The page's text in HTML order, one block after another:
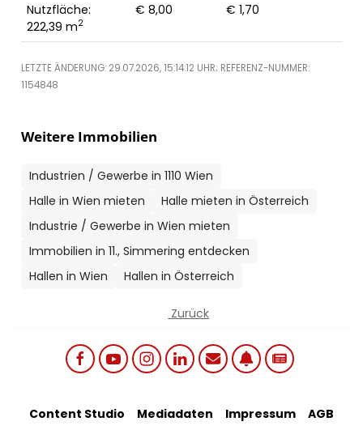
Nutzfläche:
222,39 m2
€ 8,00 € 1,70
LETZTE ÄNDERUNG: 29.07.2026, 15:14:12 UHR; REFERENZ-NUMMER:
1154848
Weitere Immobilien
Industrien / Gewerbe in 1110 Wien
Halle in Wien mieten
Halle mieten in Österreich
Industrie / Gewerbe in Wien mieten
Immobilien in 11., Simmering entdecken
Hallen in Wien
Hallen in Österreich
Zurück
Social links menu
Footer Bottom Menu
Content Studio Mediadaten Impressum AGB